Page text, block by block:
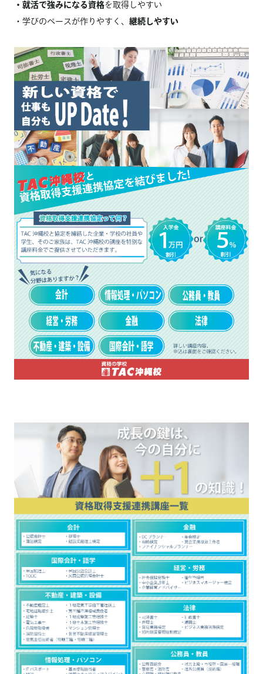
・就活で強みになる資格を取得しやすい
・学びのペースが作りやすく、 継続しやすい